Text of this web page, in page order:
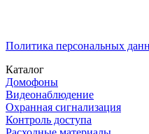
Политика персональных
Каталог
Домофоны
Видеонаблюдение
Охранная сигнализация
Контроль доступа